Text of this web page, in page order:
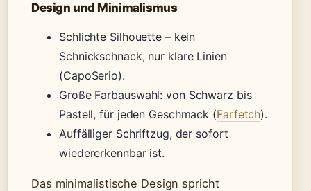
Design und Minimalismus
Schlichte Silhouette – kein
Schnickschnack, nur klare Linien
(CapoSerio).
Große Farbauswahl: von Schwarz bis
Pastell, für jeden Geschmack (Farfetch).
Auffälliger Schriftzug, der sofort
wiedererkennbar ist.
Das minimalistische Design spricht